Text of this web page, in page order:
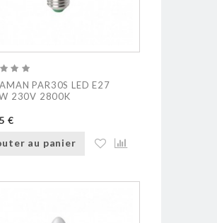
PAR30S LED E27
230V 2800K
€
au panier